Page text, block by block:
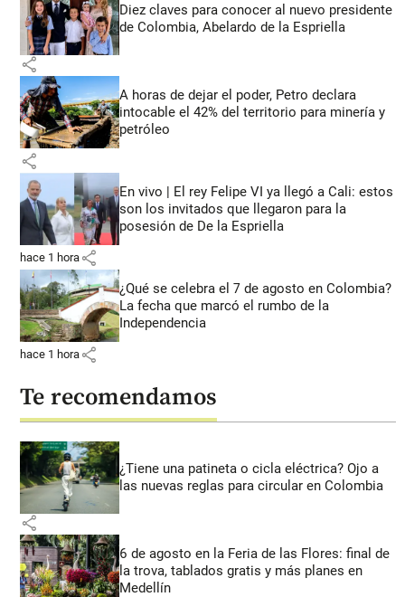
Diez claves para conocer al nuevo presidente
de Colombia, Abelardo de la Espriella
share
A horas de dejar el poder, Petro declara
intocable el 42% del territorio para minería y
petróleo
share
En vivo | El rey Felipe VI ya llegó a Cali: estos
son los invitados que llegaron para la
posesión de De la Espriella
hace 1 hora share
¿Qué se celebra el 7 de agosto en Colombia?
La fecha que marcó el rumbo de la
Independencia
hace 1 hora share
Te recomendamos
¿Tiene una patineta o cicla eléctrica? Ojo a
las nuevas reglas para circular en Colombia
share
6 de agosto en la Feria de las Flores: final de
la trova, tablados gratis y más planes en
Medellín